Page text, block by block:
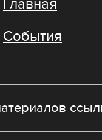
Главная
События